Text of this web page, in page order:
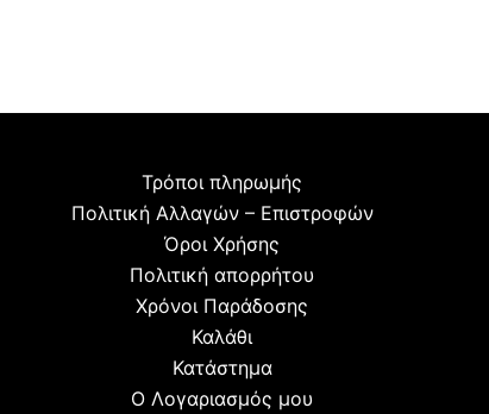
Τρόποι πληρωμής
Πολιτική Αλλαγών – Επιστροφών
Όροι Χρήσης
Πολιτική απορρήτου
Χρόνοι Παράδοσης
Καλάθι
Κατάστημα
Ο Λογαριασμός μου